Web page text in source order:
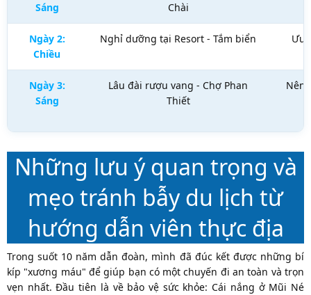
Sáng
Chài
Ngày 2:
Chiều
Nghỉ dưỡng tại Resort - Tắm biển Ưu
Ngày 3:
Sáng
Lâu đài rượu vang - Chợ Phan
Thiết
Nên
Những lưu ý quan trọng và
mẹo tránh bẫy du lịch từ
hướng dẫn viên thực địa
Trong suốt 10 năm dẫn đoàn, mình đã đúc kết được những bí
kíp "xương máu" để giúp bạn có một chuyến đi an toàn và trọn
vẹn nhất. Đầu tiên là về bảo vệ sức khỏe: Cái nắng ở Mũi Né